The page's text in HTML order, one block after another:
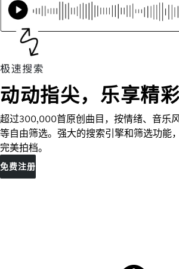
动动指尖，乐享精
超过300,000首原创曲目，按情绪、音乐
等自由筛选。强大的搜索引擎和筛选功能
完美拍档。
免费注册